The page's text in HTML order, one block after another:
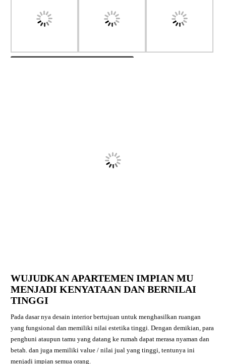
WUJUDKAN APARTEMEN IMPIAN MU
MENJADI KENYATAAN DAN BERNILAI
TINGGI
Pada dasar nya desain interior bertujuan untuk menghasilkan ruangan
yang fungsional dan memiliki nilai estetika tinggi. Dengan demikian, para
penghuni ataupun tamu yang datang ke rumah dapat merasa nyaman dan
betah. dan juga memiliki value / nilai jual yang tinggi, tentunya ini
menjadi impian semua orang.